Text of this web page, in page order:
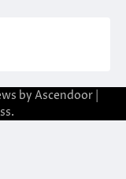
by Ascendoor
.